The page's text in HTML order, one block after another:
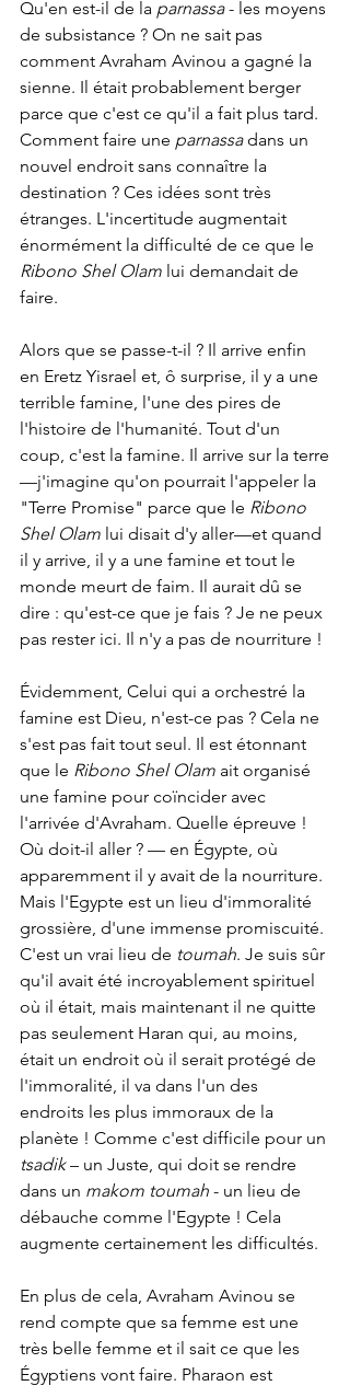
Qu'en est-il de la parnassa - les moyens
de subsistance ? On ne sait pas
comment Avraham Avinou a gagné la
sienne. Il était probablement berger
parce que c'est ce qu'il a fait plus tard.
Comment faire une parnassa dans un
nouvel endroit sans connaître la
destination ? Ces idées sont très
étranges. L'incertitude augmentait
énormément la difficulté de ce que le
Ribono Shel Olam lui demandait de
faire.
Alors que se passe-t-il ? Il arrive enfin
en Eretz Yisrael et, ô surprise, il y a une
terrible famine, l'une des pires de
l'histoire de l'humanité. Tout d'un
coup, c'est la famine. Il arrive sur la terre
—j'imagine qu'on pourrait l'appeler la
"Terre Promise" parce que le Ribono
Shel Olam lui disait d'y aller—et quand
il y arrive, il y a une famine et tout le
monde meurt de faim. Il aurait dû se
dire : qu'est-ce que je fais ? Je ne peux
pas rester ici. Il n'y a pas de nourriture !
Évidemment, Celui qui a orchestré la
famine est Dieu, n'est-ce pas ? Cela ne
s'est pas fait tout seul. Il est étonnant
que le Ribono Shel Olam ait organisé
une famine pour coïncider avec
l'arrivée d'Avraham. Quelle épreuve !
Où doit-il aller ? — en Égypte, où
apparemment il y avait de la nourriture.
Mais l'Egypte est un lieu d'immoralité
grossière, d'une immense promiscuité.
C'est un vrai lieu de toumah. Je suis sûr
qu'il avait été incroyablement spirituel
où il était, mais maintenant il ne quitte
pas seulement Haran qui, au moins,
était un endroit où il serait protégé de
l'immoralité, il va dans l'un des
endroits les plus immoraux de la
planète ! Comme c'est difficile pour un
tsadik – un Juste, qui doit se rendre
dans un makom toumah - un lieu de
débauche comme l'Egypte ! Cela
augmente certainement les difficultés.
En plus de cela, Avraham Avinou se
rend compte que sa femme est une
très belle femme et il sait ce que les
Égyptiens vont faire. Pharaon est